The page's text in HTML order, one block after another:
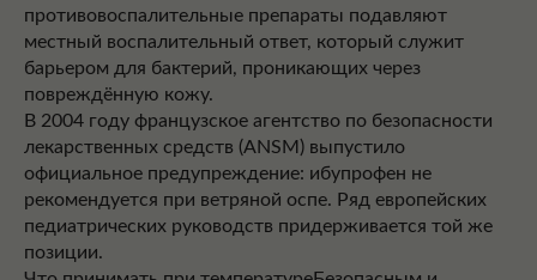
противовоспалительные препараты подавляют
местный воспалительный ответ, который служит
барьером для бактерий, проникающих через
повреждённую кожу.
В 2004 году французское агентство по безопасности
лекарственных средств (ANSM) выпустило
официальное предупреждение: ибупрофен не
рекомендуется при ветряной оспе. Ряд европейских
педиатрических руководств придерживается той же
позиции.